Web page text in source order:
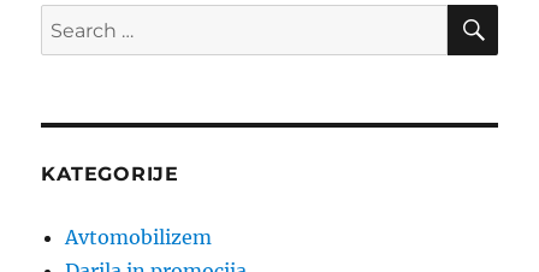
Search
for:
KATEGORIJE
Avtomobilizem